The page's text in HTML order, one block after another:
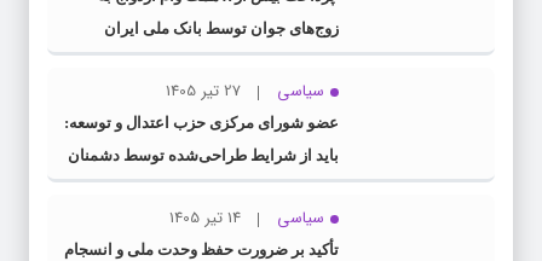
زوج‌های جوان توسط بانک ملی ایران
سیاسی 27 تیر 1405
عضو شورای مرکزی حزب اعتدال و توسعه:
باید از شرایط طراحی‌شده توسط دشمنان
عبور کنیم
سیاسی 14 تیر 1405
تأکید بر ضرورت حفظ وحدت ملی و انسجام